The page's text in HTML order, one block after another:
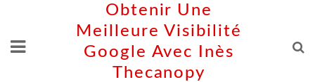
content
Obtenir Une
Meilleure Visibilité
Google Avec Inès
Thecanopy